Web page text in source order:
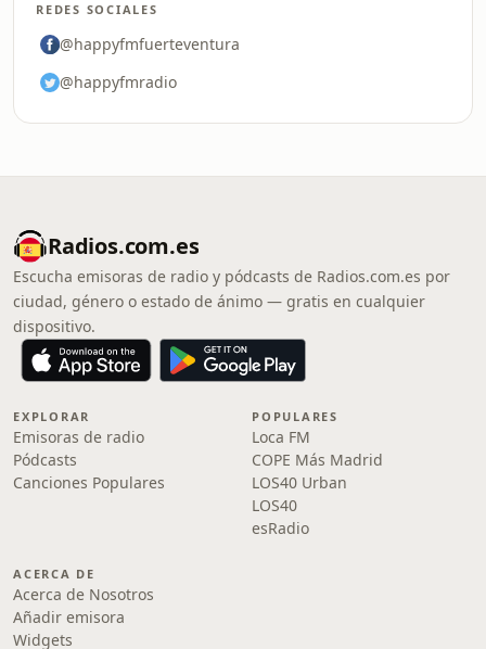
REDES SOCIALES
@happyfmfuerteventura
@happyfmradio
Radios.com.es
Escucha emisoras de radio y pódcasts de Radios.com.es por
ciudad, género o estado de ánimo — gratis en cualquier
dispositivo.
EXPLORAR
Emisoras de radio
Pódcasts
Canciones Populares
POPULARES
Loca FM
COPE Más Madrid
LOS40 Urban
LOS40
esRadio
ACERCA DE
Acerca de Nosotros
Añadir emisora
Widgets